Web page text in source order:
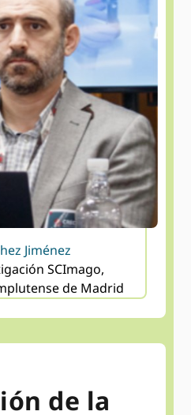
Jiménez
SCImago,
de Madrid
de la